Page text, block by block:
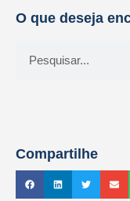
O que deseja
Compartilhe